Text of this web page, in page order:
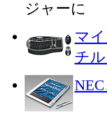
ジャーに
マ
チ